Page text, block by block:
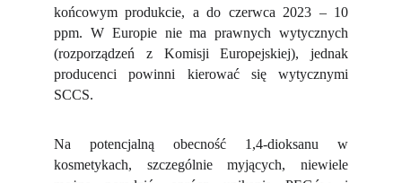
końcowym produkcie, a do czerwca 2023 – 10
ppm. W Europie nie ma prawnych wytycznych
(rozporządzeń z Komisji Europejskiej), jednak
producenci powinni kierować się wytycznymi
SCCS.
Na potencjalną obecność 1,4-dioksanu w
kosmetykach, szczególnie myjących, niewiele